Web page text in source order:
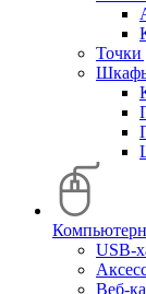
Точки
USB-
Веб-